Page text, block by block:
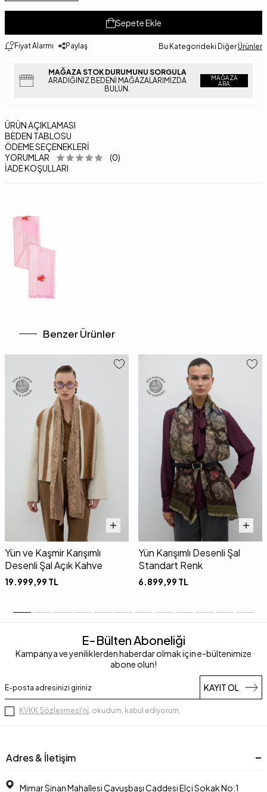
Sepete Ekle
Fiyat Alarmı Paylaş Bu Kategorideki Diğer Ürünler
MAĞAZA STOK DURUMUNU SORGULA
ARADIĞINIZ BEDENI MAĞAZALARIMIZDA
BULUN.
MAĞAZA
ARA
ÜRÜN AÇIKLAMASI
BEDEN TABLOSU
ÖDEME SEÇENEKLERI
YORUMLAR
(0)
İADE KOŞULLARI
Benzer Ürünler
Yün ve Kaşmir Karışımlı
Desenli Şal Açık Kahve
19.999,99 TL
Yün Karışımlı Desenli Şal
Standart Renk
6.899,99 TL
E-Bülten Aboneliği
Kampanya ve yeniliklerden haberdar olmak için e-bültenimize
abone olun!
KAYIT OL
KVKK Sözleşmesi'ni, okudum, kabul ediyorum.
Adres & İletişim
Mimar Sinan Mahallesi Çavuşbaşı Caddesi Elçi Sokak No:1